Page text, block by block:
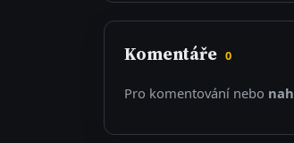
Komentáře 0
Pro komentování nebo